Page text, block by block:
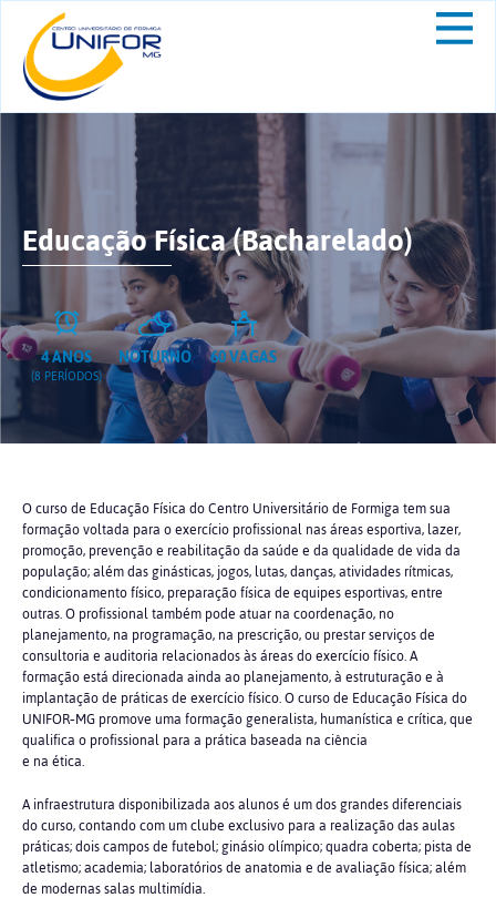
Educação Física (Bacharelado)
4 ANOS
(8 PERÍODOS)
NOTURNO 60 VAGAS
O curso de Educação Física do Centro Universitário de Formiga tem sua
formação voltada para o exercício profissional nas áreas esportiva, lazer,
promoção, prevenção e reabilitação da saúde e da qualidade de vida da
população; além das ginásticas, jogos, lutas, danças, atividades rítmicas,
condicionamento físico, preparação física de equipes esportivas, entre
outras. O profissional também pode atuar na coordenação, no
planejamento, na programação, na prescrição, ou prestar serviços de
consultoria e auditoria relacionados às áreas do exercício físico. A
formação está direcionada ainda ao planejamento, à estruturação e à
implantação de práticas de exercício físico. O curso de Educação Física do
UNIFOR‑MG promove uma formação generalista, humanística e crítica, que
qualifica o profissional para a prática baseada na ciência
e na ética.
A infraestrutura disponibilizada aos alunos é um dos grandes diferenciais
do curso, contando com um clube exclusivo para a realização das aulas
práticas; dois campos de futebol; ginásio olímpico; quadra coberta; pista de
atletismo; academia; laboratórios de anatomia e de avaliação física; além
de modernas salas multimídia.